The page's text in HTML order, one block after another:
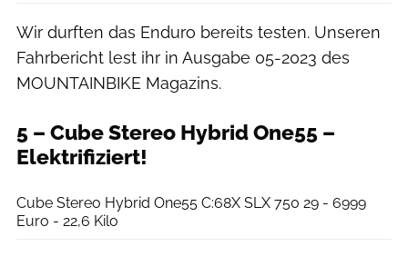
Wir durften das Enduro bereits testen. Unseren
Fahrbericht lest ihr in Ausgabe 05-2023 des
MOUNTAINBIKE Magazins.
5 – Cube Stereo Hybrid One55 –
Elektrifiziert!
Cube Stereo Hybrid One55 C:68X SLX 750 29 - 6999
Euro - 22,6 Kilo